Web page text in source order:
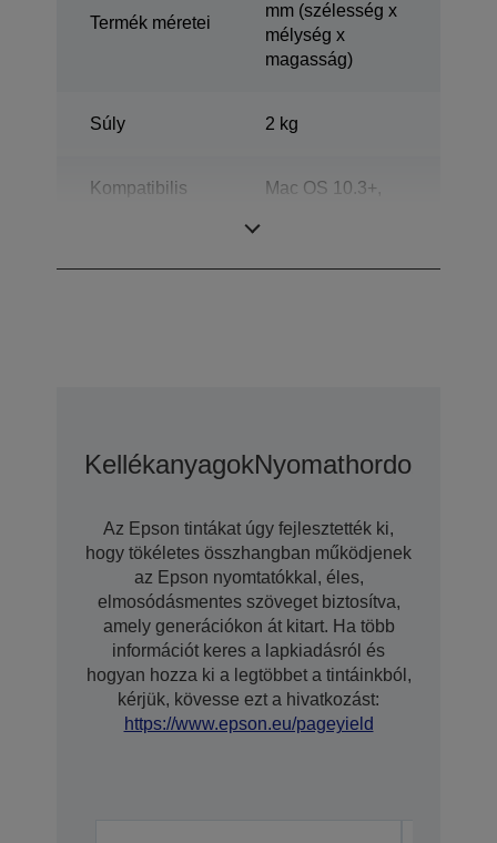
Termék méretei
mm (szélesség x
mélység x
magasság)
Súly 2 kg
Kompatibilis
Mac OS 10.3+,
KellékanyagokNyomathordozó
Az Epson tintákat úgy fejlesztették ki,
hogy tökéletes összhangban működjenek
az Epson nyomtatókkal, éles,
elmosódásmentes szöveget biztosítva,
amely generációkon át kitart. Ha több
információt keres a lapkiadásról és
hogyan hozza ki a legtöbbet a tintáinkból,
kérjük, kövesse ezt a hivatkozást:
https://www.epson.eu/pageyield